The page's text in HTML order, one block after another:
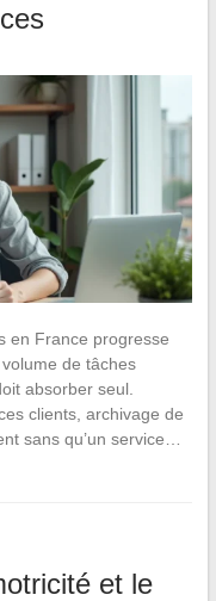
en France progresse
de tâches
absorber seul.
clients, archivage de
sans qu’un service…
et le